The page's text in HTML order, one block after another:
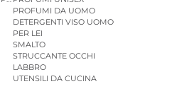
PROFUMI DA UOMO
DETERGENTI VISO UOMO
PER LEI
SMALTO
STRUCCANTE OCCHI
LABBRO
UTENSILI DA CUCINA